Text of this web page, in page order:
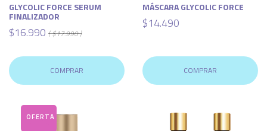
GLYCOLIC FORCE SERUM
FINALIZADOR
$16.990 ( $17.990 )
COMPRAR
MÁSCARA GLYCOLIC FORCE
$14.490
COMPRAR